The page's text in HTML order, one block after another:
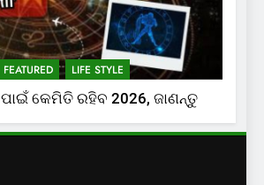
FEATURED LIFE STYLE
କେମିତି ରହିବ 2026, ଜାଣନ୍ତୁ